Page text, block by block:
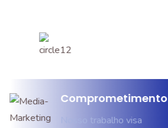
Comprometimento
Nosso trabalho visa